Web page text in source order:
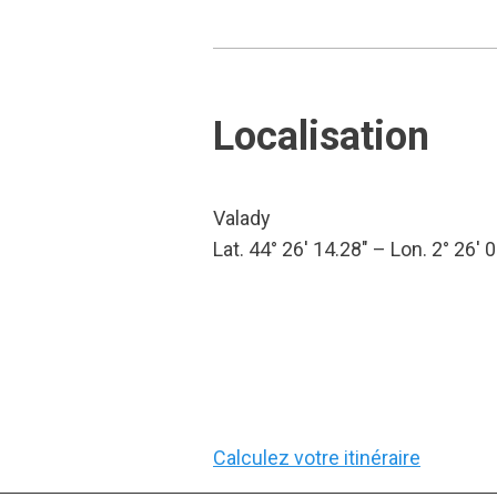
Localisation
Valady
Lat. 44° 26′ 14.28″ – Lon. 2° 26′
Calculez votre itinéraire